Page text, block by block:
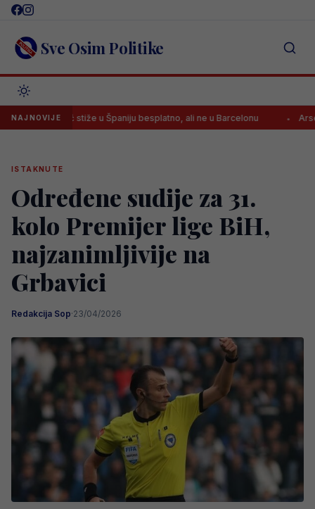
Skip
content Sve Osim Politike
NAJNOVIJE
stiže u Španiju besplatno, ali ne u Barcelonu Arsenal
ISTAKNUTE
Određene sudije za 31.
kolo Premijer lige BiH,
najzanimljivije na
Grbavici
Redakcija Sop·23/04/2026